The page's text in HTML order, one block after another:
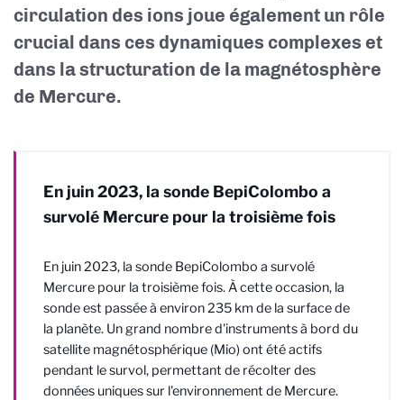
circulation des ions joue également un rôle
crucial dans ces dynamiques complexes et
dans la structuration de la magnétosphère
de Mercure.
En juin 2023, la sonde BepiColombo a
survolé Mercure pour la troisième fois
En juin 2023, la sonde BepiColombo a survolé
Mercure pour la troisième fois. À cette occasion, la
sonde est passée à environ 235 km de la surface de
la planète. Un grand nombre d'instruments à bord du
satellite magnétosphérique (Mio) ont été actifs
pendant le survol, permettant de récolter des
données uniques sur l'environnement de Mercure.